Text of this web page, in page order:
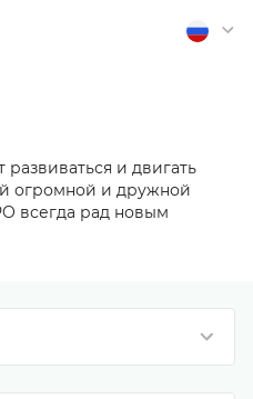
и двигать
огромной и дружной
всегда рад новым